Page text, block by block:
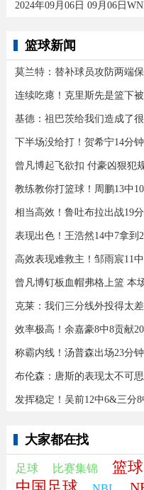
篮球新闻
莫兰特：替补球员攻防两端
连续吃瘪！克里斯先是篮下
基德：祖巴茨给我们造成了
下半场没给打！贺希宁14分
曾凡博起飞欲扣 付豪凶狠犯
相当高效！鲁吐布拉出战19
表现出色！王浩然14中7拿到
高效表现难救主！邹雨宸11
曾凡博钉板血帽弗格上篮 本
克莱：我们三分线外投得太
效率极高！余嘉豪8中8贡献
称霸内线！汤普森出场23分
布伦森：唐斯的表现太不可
发挥稳定！吴前12中6&三分
大家都在找
足球 比赛集锦 篮球